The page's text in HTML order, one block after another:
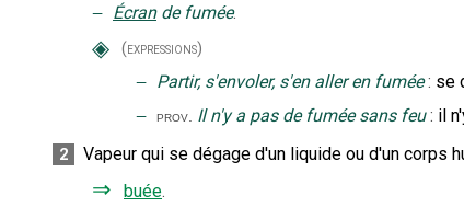
‒ Écran de fumée.
◈ (expressions)
‒ Partir, s'envoler, s'en aller en fumée : se
‒ prov. Il n'y a pas de fumée sans feu : il
2 Vapeur qui se dégage d'un liquide ou d'un corps
⇒ buée.